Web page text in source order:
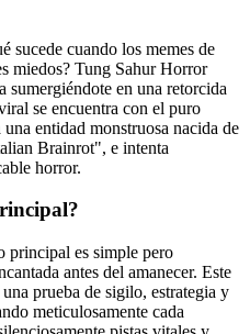
sucede cuando los memes de
miedos? Tung Sahur Horror
sumergiéndote en una retorcida
se encuentra con el puro
entidad monstruosa nacida de
Brainrot", e intenta
horror.
principal es simple pero
antes del amanecer. Este
prueba de sigilo, estrategia y
meticulosamente cada